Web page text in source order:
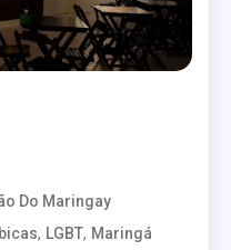
Do Maringay
, LGBT, Maringá